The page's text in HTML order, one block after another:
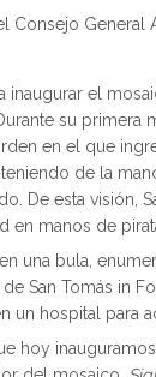
Consejo General
inaugurar el
su
en el que
de la
De esta visión,
en manos de
una bula,
San Tomás in
un hospital para
hoy